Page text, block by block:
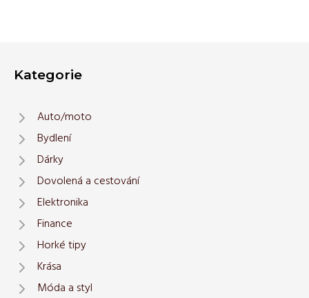
Kategorie
Auto/moto
Bydlení
Dárky
Dovolená a cestování
Elektronika
Finance
Horké tipy
Krása
Móda a styl